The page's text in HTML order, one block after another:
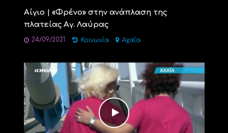
Αίγιο | «Φρένο» στην ανάπλαση της
πλατείας Αγ. Λαύρας
24/09/2021 Κοινωνία Αχαΐα